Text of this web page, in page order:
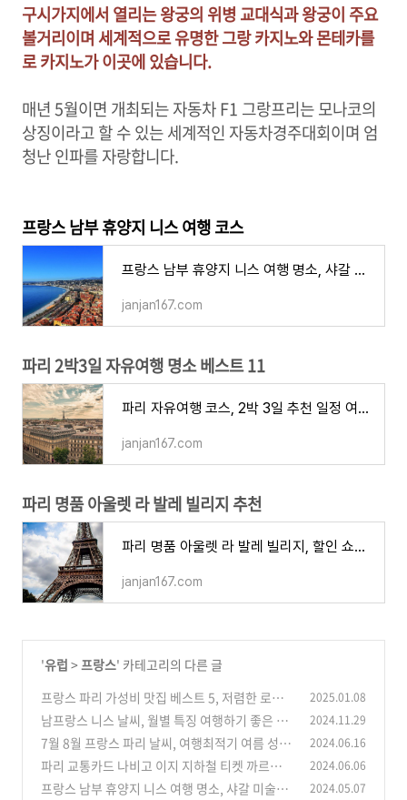
구시가지에서 열리는 왕궁의 위병 교대식과 왕궁이 주요
볼거리이며 세계적으로 유명한 그랑 카지노와 몬테카를
로 카지노가 이곳에 있습니다.
매년 5월이면 개최되는 자동차 F1 그랑프리는 모나코의
상징이라고 할 수 있는 세계적인 자동차경주대회이며 엄
청난 인파를 자랑합니다.
프랑스 남부 휴양지 니스 여행 코스
프랑스 남부 휴양지 니스 여행 명소, 샤갈 미술관 추천 해변 코스 BEST 6
janjan167.com
파리 2박3일 자유여행 명소 베스트 11
파리 자유여행 코스, 2박 3일 추천 일정 여행지 가볼만한 곳 베스트 11
janjan167.com
파리 명품 아울렛 라 발레 빌리지 추천
파리 명품 아울렛 라 발레 빌리지, 할인 쇼핑 명소 베스트 3
janjan167.com
'유럽 > 프랑스' 카테고리의 다른 글
프랑스 파리 가성비 맛집 베스트 5, 저렴한 로컬
음식점 현지인이 즐겨찾는 곳 줄서는 식당
(0)
2025.01.08
남프랑스 니스 날씨, 월별 특징 여행하기 좋은 시
기 지중해 휴양지 기후 성수기 옷차림
(0)
2024.11.29
7월 8월 프랑스 파리 날씨, 여행최적기 여름 성수
기 특징 옷차림
(0)
2024.06.16
파리 교통카드 나비고 이지 지하철 티켓 까르네
교통권 모빌리스 비지트 총정리
(0)
2024.06.06
프랑스 남부 휴양지 니스 여행 명소, 샤갈 미술관
2024.05.07